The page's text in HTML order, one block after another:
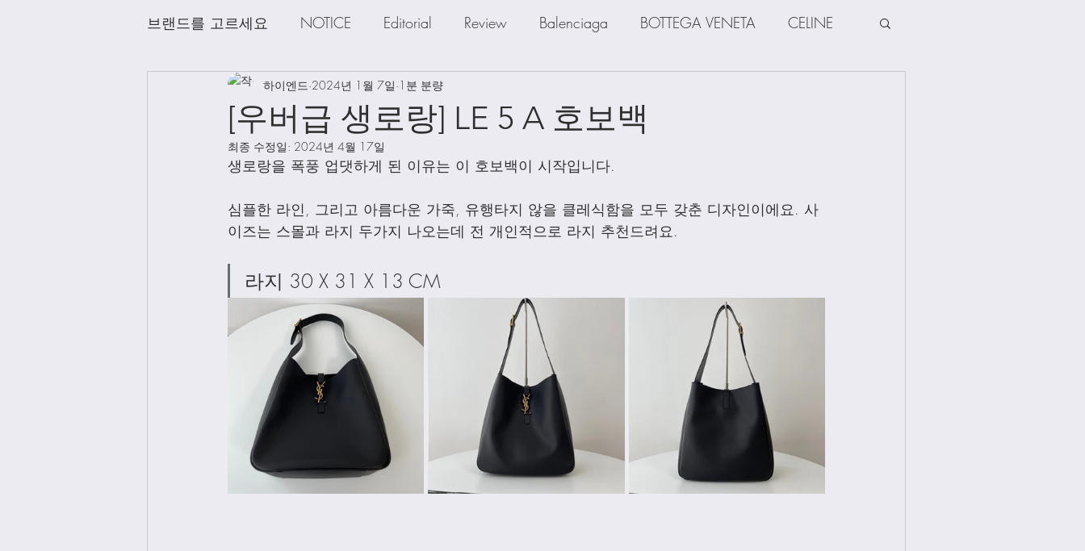
브랜드를 고르세요 NOTICE Editorial Review Balenciaga BOTTEGA VENETA CELINE
CHANEL DELVAUX DIOR FENDI
LV Loro Piana
Bag Charms Clothing Watch Wallet Shoes Scarfs Straps Jewellery
[우버급 생로랑] LE 5 A 호보백
하이엔드 2024년 1월 7일 1분 분량
최종 수정일: 2024년 4월 17일
생로랑을 폭풍 업댓하게 된 이유는 이 호보백이 시작입니다.
심플한 라인, 그리고 아름다운 가죽, 유행타지 않을 클레식함을 모두 갖춘 디자인이에요. 사
이즈는 스몰과 라지 두가지 나오는데 전 개인적으로 라지 추천드려요.
라지 30 X 31 X 13 CM